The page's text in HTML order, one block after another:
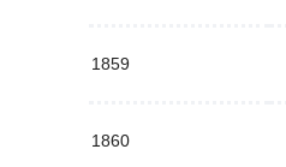
1859
1860